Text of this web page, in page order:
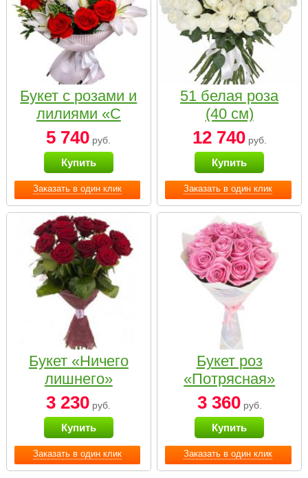
Заказать в один клик
Букет с розами и
лилиями «С
наилучшими
пожеланиями»
5 740 руб.
Купить
Заказать в один клик
51 белая роза
(40 см)
12 740руб.
Купить
Заказать в один клик
Букет «Ничего
лишнего»
3 230 руб.
Купить
Заказать в один клик
Букет роз
«Потрясная»
3 360руб.
Купить